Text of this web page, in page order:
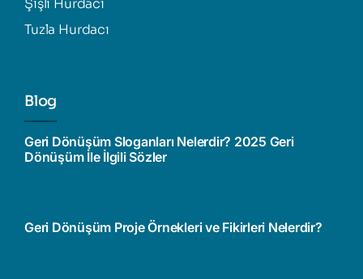
Tuzla Hurdacı
Blog
Geri Dönüşüm Sloganları Nelerdir? 2025 Geri
Dönüşüm İle İlgili Sözler
Geri Dönüşüm Proje Örnekleri ve Fikirleri Nelerdir?